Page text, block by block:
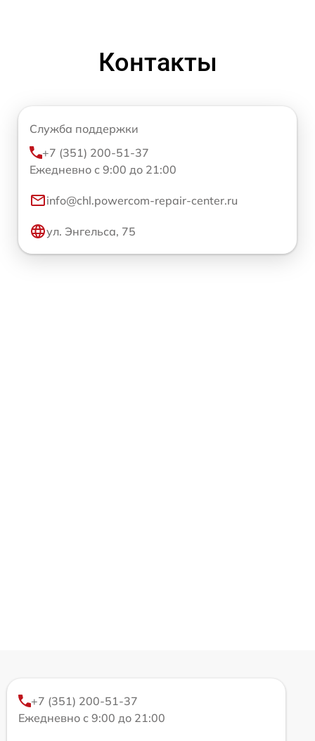
Контакты
Служба поддержки
+7 (351) 200-51-37
Ежедневно с 9:00 до 21:00
info@chl.powercom-repair-center.ru
ул. Энгельса, 75
+7 (351) 200-51-37
Ежедневно с 9:00 до 21:00